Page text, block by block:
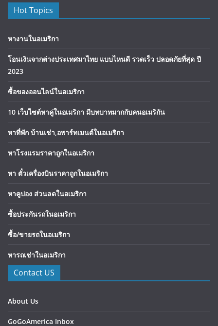
Hot Topics
หางานในอเมริกา
โอนเงินจากต่างประเทศมาไทย แบบไหนดี รวดเร็ว ปลอดภัยที่สุด ปี
2023
ซื้อของออนไลน์ในอเมริกา
10 เว็บไซต์หาคู่ในอเมริกา มีบทบาทมากกับคนอเมริกัน
หาที่พัก บ้านเช่า,อพาร์ทเมนต์ในอเมริกา
หาโรงแรมราคาถูกในอเมริกา
หา ตั๋วเครื่องบินราคาถูกในอเมริกา
หาคูปอง ส่วนลดในอเมริกา
ซื้อประกันรถในอเมริกา
ซื้อ/ขายรถในอเมริกา
หารถเช่าในอเมริกา
Contact US
About Us
GoGoAmerica Inbox